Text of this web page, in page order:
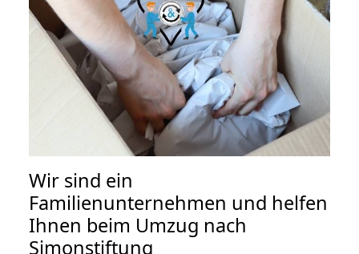
Wir sind ein
Familienunternehmen und helfen
Ihnen beim Umzug nach
Simonstiftung